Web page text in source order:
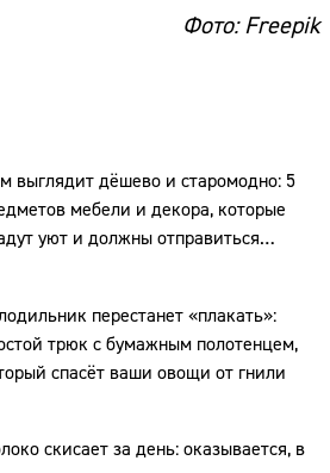
Фото: Freepik
выглядит дёшево и старомодно: 5
мебели и декора, которые
уют и должны отправиться
прямо сейчас
перестанет «плакать»:
трюк с бумажным полотенцем,
спасёт ваши овощи от гнили
скисает за день: оказывается, в